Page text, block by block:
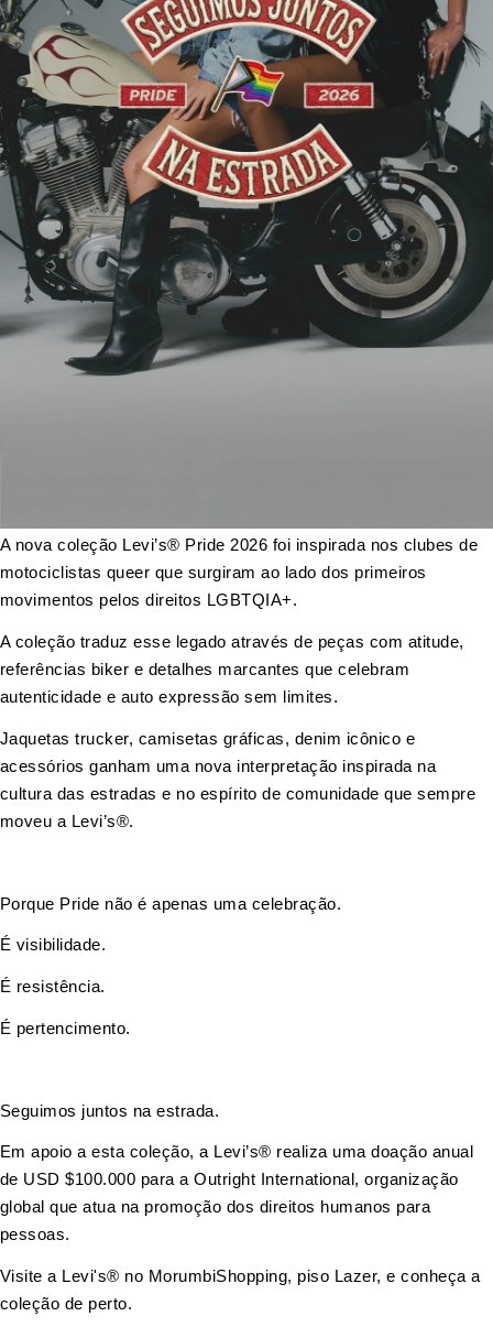
A nova coleção Levi’s® Pride 2026 foi inspirada nos clubes de
motociclistas queer que surgiram ao lado dos primeiros
movimentos pelos direitos LGBTQIA+.
A coleção traduz esse legado através de peças com atitude,
referências biker e detalhes marcantes que celebram
autenticidade e auto expressão sem limites.
Jaquetas trucker, camisetas gráficas, denim icônico e
acessórios ganham uma nova interpretação inspirada na
cultura das estradas e no espírito de comunidade que sempre
moveu a Levi’s®.
Porque Pride não é apenas uma celebração.
É visibilidade.
É resistência.
É pertencimento.
Seguimos juntos na estrada.
Em apoio a esta coleção, a Levi’s® realiza uma doação anual
de USD $100.000 para a Outright International, organização
global que atua na promoção dos direitos humanos para
pessoas.
Visite a Levi's® no MorumbiShopping, piso Lazer, e conheça a
coleção de perto.